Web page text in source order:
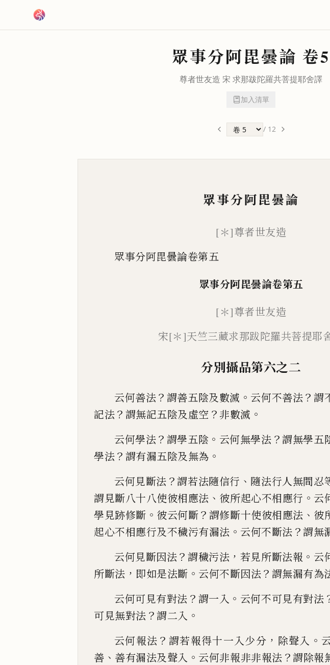
眾事分阿毘曇論 卷5
尊者世友造 宋 求那跋陀羅共菩提耶舍譯
加入清單
/ 12
眾事分阿毘曇論
[＊]尊者世友造
眾事分阿毘曇論卷第五
眾事分阿毘曇論卷第五
[＊]尊者世友造
宋[＊]天竺三藏求那跋陀羅共菩提耶
分別攝品第六之二
云何善法？ 謂善五陰及數滅 。 云何不善法？ 謂
記法？ 謂無記五陰及虛空 ？ 非數滅 。
云何學法？ 謂學五陰 。 云何無學法 ？謂無學五
學法？ 謂有漏五陰及無為 。
云何見斷法 ？謂若法隨信行 、 隨法行人無間忍
謂見斷八十八使彼相應法 、 彼所起心不相應行 。 云
學見跡修斷 。 彼云何斷？ 謂修斷十使彼相應法 、 彼
起心不相應行及不穢污有漏法 。 云何不斷法 ？謂無
云何見斷因法？謂穢污法 ， 若見所斷法報 。 云
所斷法 ， 即如是法斷 。 云何不斷因法？ 謂無漏有為
云何可見有對法 ？ 謂一入 。 云何不可見有對法
可見無對法 ？謂二入 。
云何報法 ？ 謂若報得十一入少分 ， 除聲入 。
善 、 善有漏法及聲入 。 云何非報非非報法 ？謂除報